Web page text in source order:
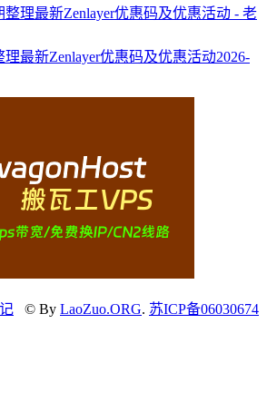
理最新Zenlayer优惠码及优惠活动2026-
© By LaoZuo.ORG. 苏ICP备06030674